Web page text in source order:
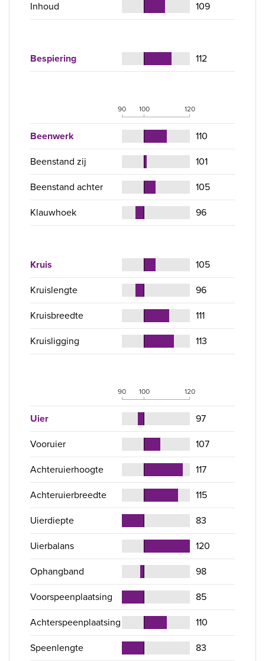
Inhoud 109
Bespiering 112
90 100 120
Beenwerk 110
Beenstand zij 101
Beenstand achter 105
Klauwhoek 96
Kruis 105
Kruislengte 96
Kruisbreedte 111
Kruisligging 113
90 100 120
Uier 97
Vooruier 107
Achteruierhoogte 117
Achteruierbreedte 115
Uierdiepte 83
Uierbalans 120
Ophangband 98
Voorspeenplaatsing 85
Achterspeenplaatsing 110
Speenlengte 83